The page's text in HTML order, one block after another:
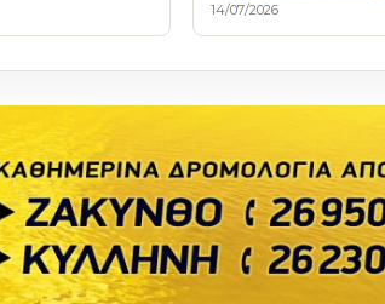
14/07/2026